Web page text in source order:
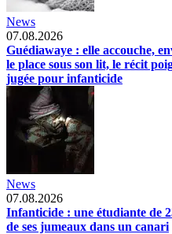
News
07.08.2026
Guédiawaye : elle accouche,
le place sous son lit, le récit
jugée pour infanticide
News
07.08.2026
Infanticide : une étudiante de
de ses jumeaux dans un canari